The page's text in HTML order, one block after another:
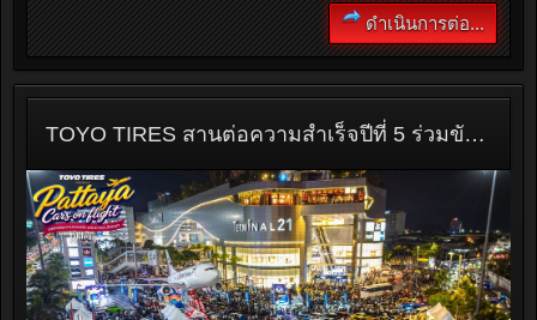
ดำเนินการต่อ...
TOYO TIRES สานต่อความสำเร็จปีที่ 5 ร่วมขับเคลื่อนความยิ่งใหญ่ในงาน PATTAYA CARS ON FLIGHT 2026